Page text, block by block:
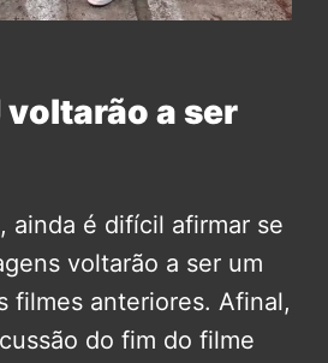
voltarão a ser
ainda é difícil afirmar se
voltarão a ser um
filmes anteriores. Afinal,
do fim do filme